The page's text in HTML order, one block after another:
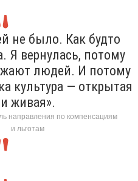
не было. Как будто
Я вернулась, потому
людей. И потому
культура — открытая
и живая».
направления по компенсациям
и льготам